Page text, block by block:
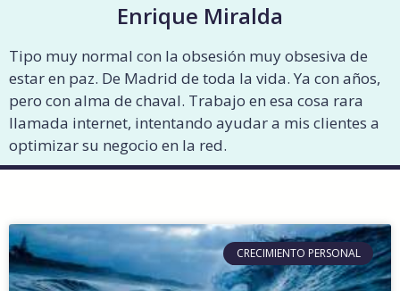
Enrique Miralda
Tipo muy normal con la obsesión muy obsesiva de
estar en paz. De Madrid de toda la vida. Ya con años,
pero con alma de chaval. Trabajo en esa cosa rara
llamada internet, intentando ayudar a mis clientes a
optimizar su negocio en la red.
CRECIMIENTO PERSONAL